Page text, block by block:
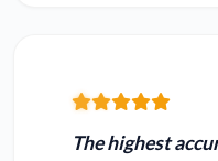
The highest